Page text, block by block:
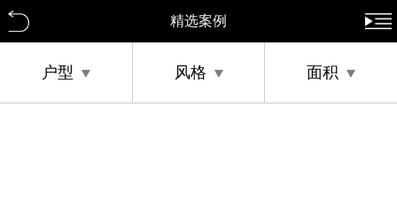
精选案例
户型 风格 面积